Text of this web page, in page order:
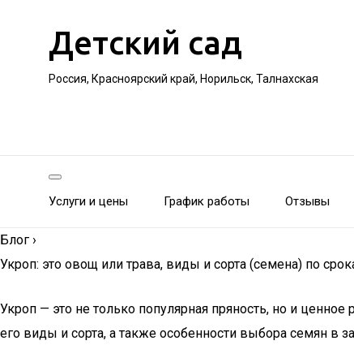
Детский сад
Россия, Красноярский край, Норильск, Талнахская
Услуги и цены График работы Отзывы
Блог ›
Укроп: это овощ или трава, виды и сорта (семена) по
Укроп — это не только популярная пряность, но и
его виды и сорта, а также особенности выбора семян в